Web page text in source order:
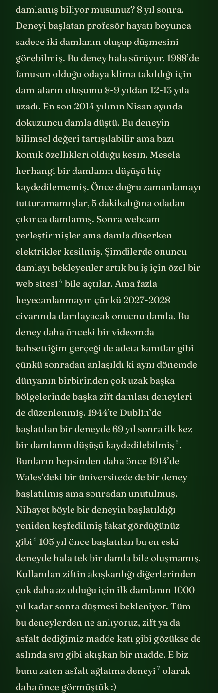
damlamış biliyor musunuz? 8 yıl sonra.
Deneyi başlatan profesör hayatı boyunca
sadece iki damlanın oluşup düşmesini
görebilmiş. Bu deney hala sürüyor. 1988’de
fanusun olduğu odaya klima takıldığı için
damlaların oluşumu 8-9 yıldan 12-13 yıla
uzadı. En son 2014 yılının Nisan ayında
dokuzuncu damla düştü. Bu deneyin
bilimsel değeri tartışılabilir ama bazı
komik özellikleri olduğu kesin. Mesela
herhangi bir damlanın düşüşü hiç
kaydedilememiş. Önce doğru zamanlamayı
tutturamamışlar, 5 dakikalığına odadan
çıkınca damlamış. Sonra webcam
yerleştirmişler ama damla düşerken
elektrikler kesilmiş. Şimdilerde onuncu
damlayı bekleyenler artık bu iş için özel bir
web sitesi 4 bile açtılar. Ama fazla
heyecanlanmayın çünkü 2027-2028
civarında damlayacak onucnu damla. Bu
deney daha önceki bir videomda
bahsettiğim gerçeği de adeta kanıtlar gibi
çünkü sonradan anlaşıldı ki aynı dönemde
dünyanın birbirinden çok uzak başka
bölgelerinde başka zift damlası deneyleri
de düzenlenmiş. 1944’te Dublin’de
başlatılan bir deneyde 69 yıl sonra ilk kez
bir damlanın düşüşü kaydedilebilmiş 5.
Bunların hepsinden daha önce 1914’de
Wales’deki bir üniversitede de bir deney
başlatılmış ama sonradan unutulmuş.
Nihayet böyle bir deneyin başlatıldığı
yeniden keşfedilmiş fakat gördüğünüz
gibi 6 105 yıl önce başlatılan bu en eski
deneyde hala tek bir damla bile oluşmamış.
Kullanılan ziftin akışkanlığı diğerlerinden
çok daha az olduğu için ilk damlanın 1000
yıl kadar sonra düşmesi bekleniyor. Tüm
bu deneylerden ne anlıyoruz, zift ya da
asfalt dediğimiz madde katı gibi gözükse de
aslında sıvı gibi akışkan bir madde. E biz
bunu zaten asfalt ağlatma deneyi 7 olarak
daha önce görmüştük :)